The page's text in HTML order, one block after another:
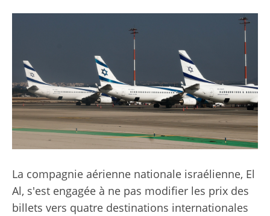
La compagnie aérienne nationale israélienne, El
Al, s'est engagée à ne pas modifier les prix des
billets vers quatre destinations internationales